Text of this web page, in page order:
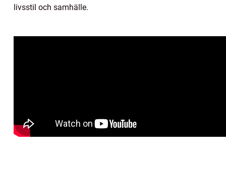
livsstil och samhälle.